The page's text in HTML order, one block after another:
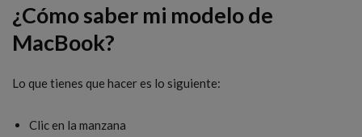
¿Cómo saber mi modelo de
MacBook?
Lo que tienes que hacer es lo siguiente:
Clic en la manzana